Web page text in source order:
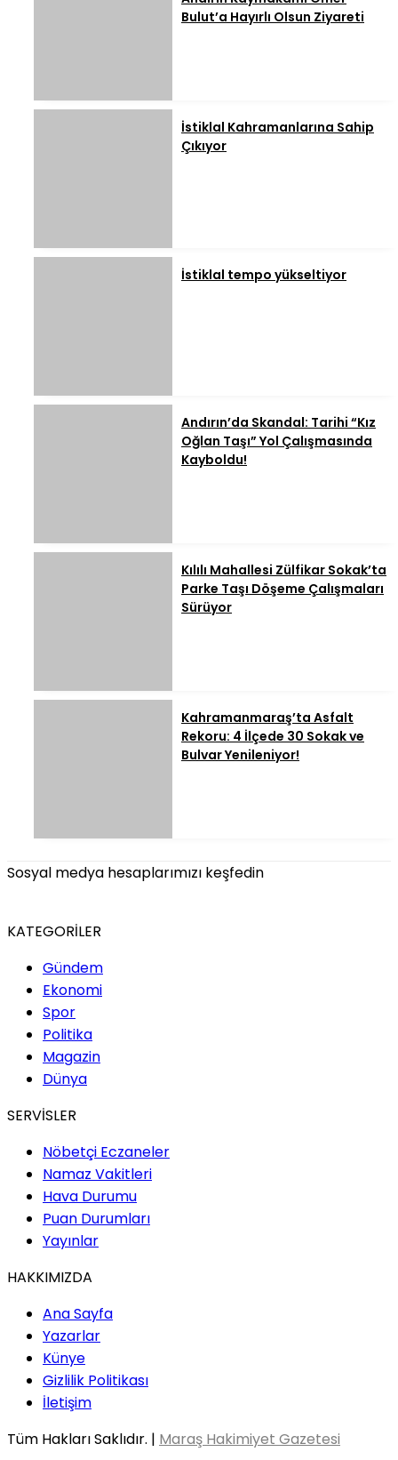
Bulut’a Hayırlı Olsun Ziyareti
İstiklal Kahramanlarına Sahip
Çıkıyor
İstiklal tempo yükseltiyor
Andırın’da Skandal: Tarihi “Kız
Oğlan Taşı” Yol Çalışmasında
Kayboldu!
Kılılı Mahallesi Zülfikar Sokak’ta
Parke Taşı Döşeme Çalışmaları
Sürüyor
Kahramanmaraş’ta Asfalt
Rekoru: 4 İlçede 30 Sokak ve
Bulvar Yenileniyor!
Sosyal medya hesaplarımızı keşfedin
KATEGORİLER
Gündem
Ekonomi
Spor
Politika
Magazin
Dünya
SERVİSLER
Nöbetçi Eczaneler
Namaz Vakitleri
Hava Durumu
Puan Durumları
Yayınlar
HAKKIMIZDA
Ana Sayfa
Yazarlar
Künye
Gizlilik Politikası
İletişim
Tüm Hakları Saklıdır. | Maraş Hakimiyet Gazetesi